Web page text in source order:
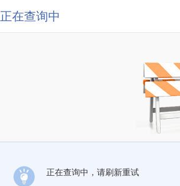
正在查询中
正在查询中，请刷新重试